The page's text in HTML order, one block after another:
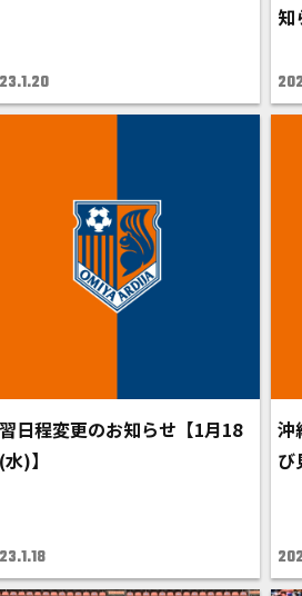
知
日程変更のお知らせ【1月18
)】
沖
び